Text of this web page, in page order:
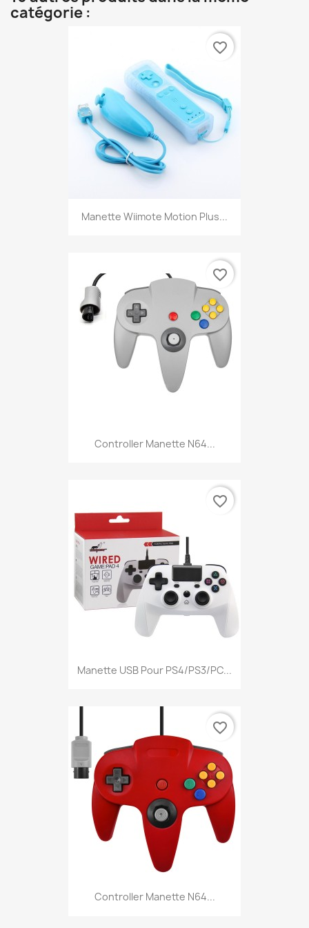
catégorie :
Manette Wiimote Motion Plus...
favorite_border
Controller Manette N64...
favorite_border
Manette USB Pour PS4/PS3/PC...
favorite_border
Controller Manette N64...
favorite_border